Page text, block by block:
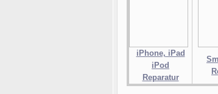
iPhone, iPad
iPod
Reparatur